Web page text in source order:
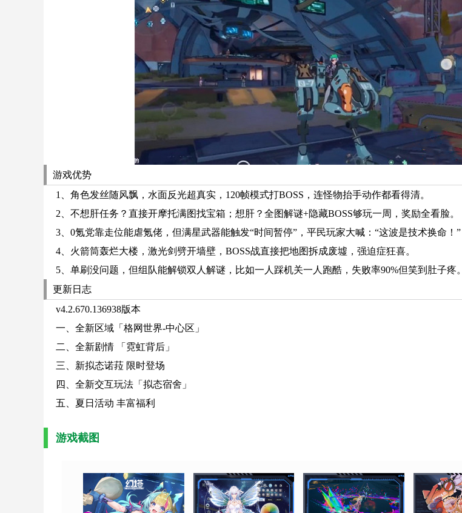
游戏优势
1、角色发丝随风飘，水面反光超真实，120帧模式打BOSS，连怪物抬手动作都看得清。
2、不想肝任务？直接开摩托满图找宝箱；想肝？全图解谜+隐藏BOSS够玩一周，奖励全看脸。
3、0氪党靠走位能虐氪佬，但满星武器能触发“时间暂停”，平民玩家大喊：“这波是技术换命！”
4、火箭筒轰烂大楼，激光剑劈开墙壁，BOSS战直接把地图拆成废墟，强迫症狂喜。
5、单刷没问题，但组队能解锁双人解谜，比如一人踩机关一人跑酷，失败率90%但笑到肚子疼。
更新日志
v4.2.670.136938版本
一、全新区域「格网世界-中心区」
二、全新剧情 「霓虹背后」
三、新拟态诺菈 限时登场
四、全新交互玩法「拟态宿舍」
五、夏日活动 丰富福利
游戏截图